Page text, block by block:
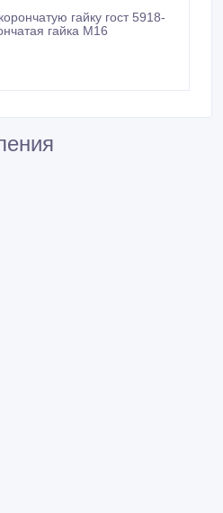
гайку гост 5918-
гайка М16